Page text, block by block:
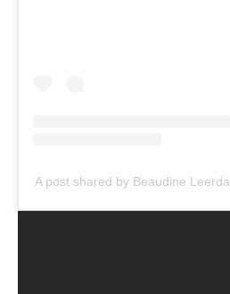
A post shared by Beaudine